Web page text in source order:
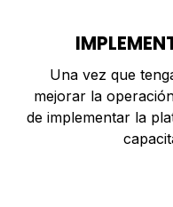
Una vez que
mejorar la
de implementar la